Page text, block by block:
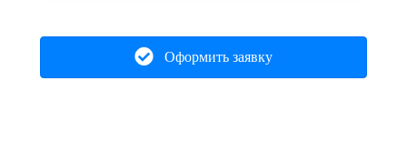
Оформить заявку